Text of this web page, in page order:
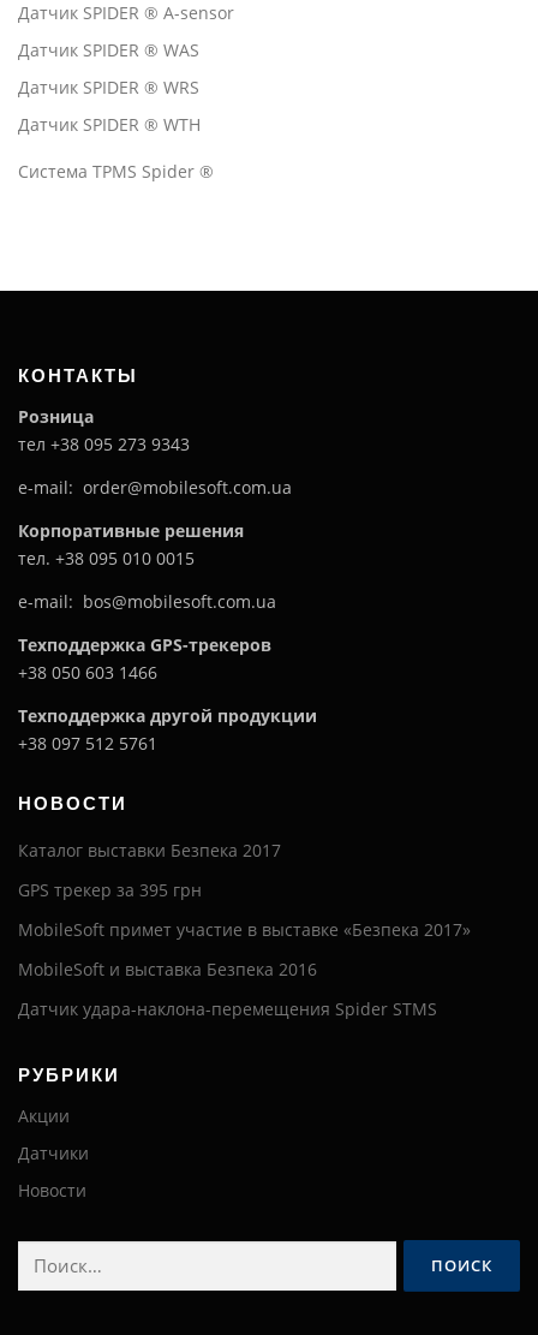
Датчик SPIDER ® A-sensor
Датчик SPIDER ® WAS
Датчик SPIDER ® WRS
Датчик SPIDER ® WTH
Система TPMS Spider ®
КОНТАКТЫ
Розница
тел +38 095 273 9343
e-mail: order@mobilesoft.com.ua
Корпоративные решения
тел. +38 095 010 0015
e-mail: bos@mobilesoft.com.ua
Техподдержка GPS-трекеров
+38 050 603 1466
Техподдержка другой продукции
+38 097 512 5761
НОВОСТИ
Каталог выставки Безпека 2017
GPS трекер за 395 грн
MobileSoft примет участие в выставке «Безпека 2017»
MobileSoft и выставка Безпека 2016
Датчик удара-наклона-перемещения Spider STMS
РУБРИКИ
Акции
Датчики
Новости
Найти: